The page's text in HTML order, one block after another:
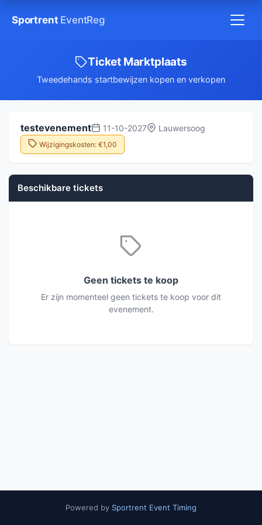
Sportrent EventReg
Ticket Marktplaats
Tweedehands startbewijzen kopen en verkopen
testevenement 11-10-2027 Lauwersoog
Wijzigingskosten: €1,00
Beschikbare tickets
Geen tickets te koop
Er zijn momenteel geen tickets te koop voor dit
evenement.
Powered by Sportrent Event Timing